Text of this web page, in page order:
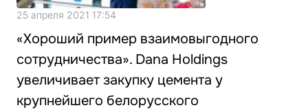
25 апреля 2021 17:54
«Хороший пример взаимовыгодного
сотрудничества». Dana Holdings
увеличивает закупку цемента у
крупнейшего белорусского